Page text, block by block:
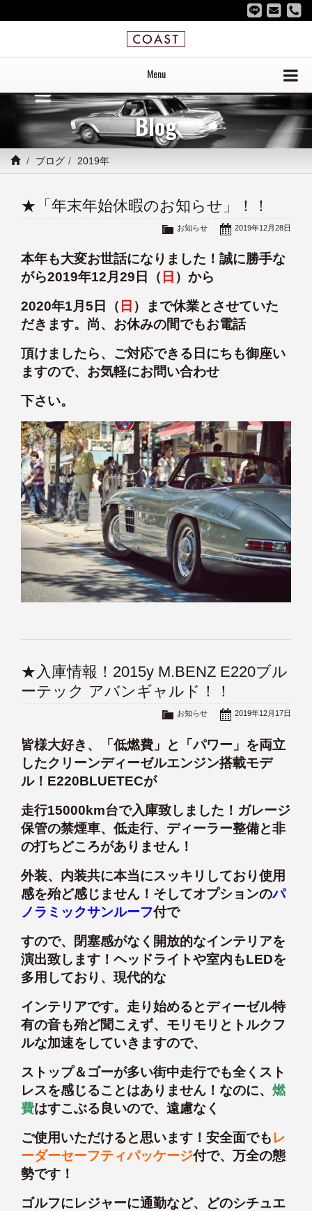
Menu
Blog
ブログ 2019年
★「年末年始休暇のお知らせ」！！
2019年12月28日
お知らせ
本年も大変お世話になりました！誠に勝手な
がら2019年12月29日（ 日 ）から
2020年1月5日（ 日 ）まで休業とさせていた
だきます。尚、お休みの間でもお電話
頂けましたら、ご対応できる日にちも御座い
ますので、お気軽にお問い合わせ
下さい。
★入庫情報！2015y M.BENZ E220ブル
ーテック アバンギャルド！！
2019年12月17日
お知らせ
皆様大好き、「低燃費」と「パワー」を両立
したクリーンディーゼルエンジン搭載モデ
ル！E220BLUETECが
走行15000km台で入庫致しました！ガレージ
保管の禁煙車、低走行、ディーラー整備と非
の打ちどころがありません！
外装、内装共に本当にスッキリしており使用
感を殆ど感じません！そしてオプションのパ
ノラミックサンルーフ付で
すので、閉塞感がなく開放的なインテリアを
演出致します！ヘッドライトや室内もLEDを
多用しており、現代的な
インテリアです。走り始めるとディーゼル特
有の音も殆ど聞こえず、モリモリとトルクフ
ルな加速をしていきますので、
ストップ＆ゴーが多い街中走行でも全くスト
レスを感じることはありません！なのに、 燃
費はすこぶる良いので、遠慮なく
ご使用いただけると思います！安全面でも レ
ーダーセーフティパッケージ付で、万全の態
勢です！
ゴルフにレジャーに通勤など、どのシチュエ